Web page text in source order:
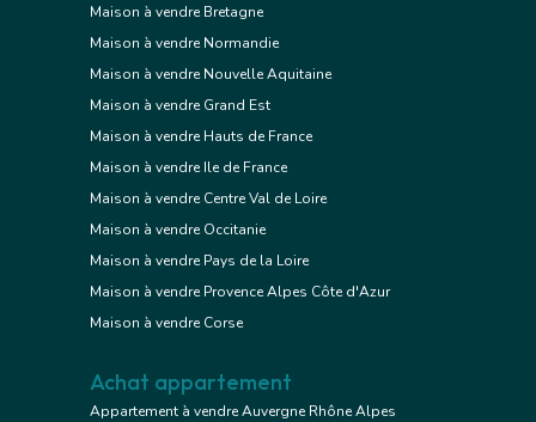
Maison à vendre Bretagne
Maison à vendre Normandie
Maison à vendre Nouvelle Aquitaine
Maison à vendre Grand Est
Maison à vendre Hauts de France
Maison à vendre Ile de France
Maison à vendre Centre Val de Loire
Maison à vendre Occitanie
Maison à vendre Pays de la Loire
Maison à vendre Provence Alpes Côte d'Azur
Maison à vendre Corse
Achat appartement
Appartement à vendre Auvergne Rhône Alpes